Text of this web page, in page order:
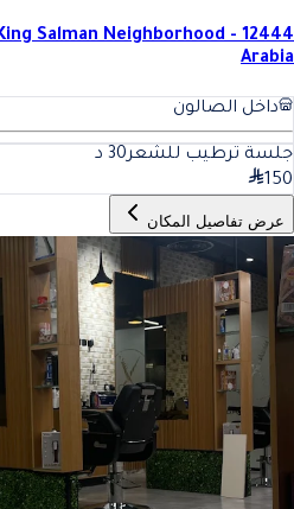
Arabia
داخل الصالون
جلسة ترطيب للشعر30 د
150
عرض تفاصيل المكان